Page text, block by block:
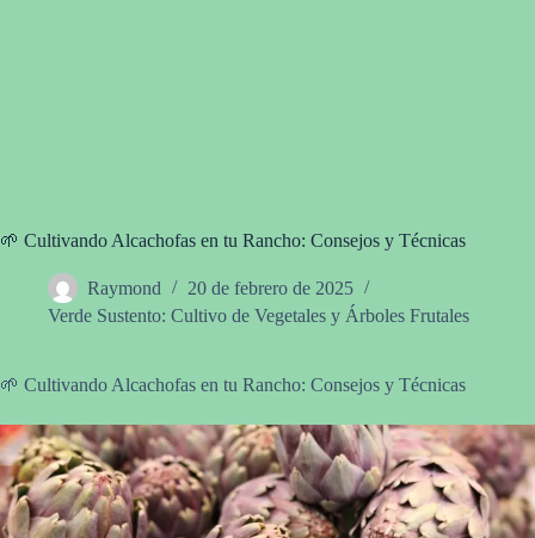
🌱 Cultivando Alcachofas en tu Rancho: Consejos y Técnicas
Raymond
20 de febrero de 2025
Verde Sustento: Cultivo de Vegetales y Árboles Frutales
🌱 Cultivando Alcachofas en tu Rancho: Consejos y Técnicas